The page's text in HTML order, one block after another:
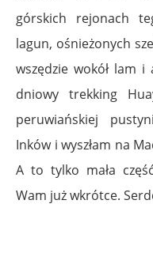
górskich rejonach
lagun, ośnieżonych
wszędzie wokół lam i
dniowy trekking
peruwiańskiej
Inków i wyszłam na
A to tylko mała
Wam już wkrótce.